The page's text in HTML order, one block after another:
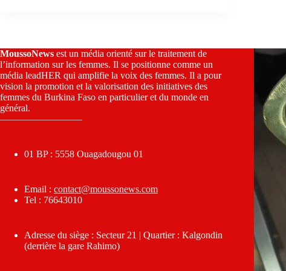
MoussoNews est un média orienté sur le traitement de
l’information sur les femmes. Il se positionne comme un
média leadHER qui amplifie la voix des femmes. Il a pour
vision la promotion et la valorisation des initiatives des
femmes du Burkina Faso en particulier et du monde en
général.
————————–
01 BP : 5558 Ouagadougou 01
Email : contact@moussonews.com
Tel : 76643010
Adresse du siège : Secteur 21 | Quartier : Kalgondin
(derrière la gare Rahimo)